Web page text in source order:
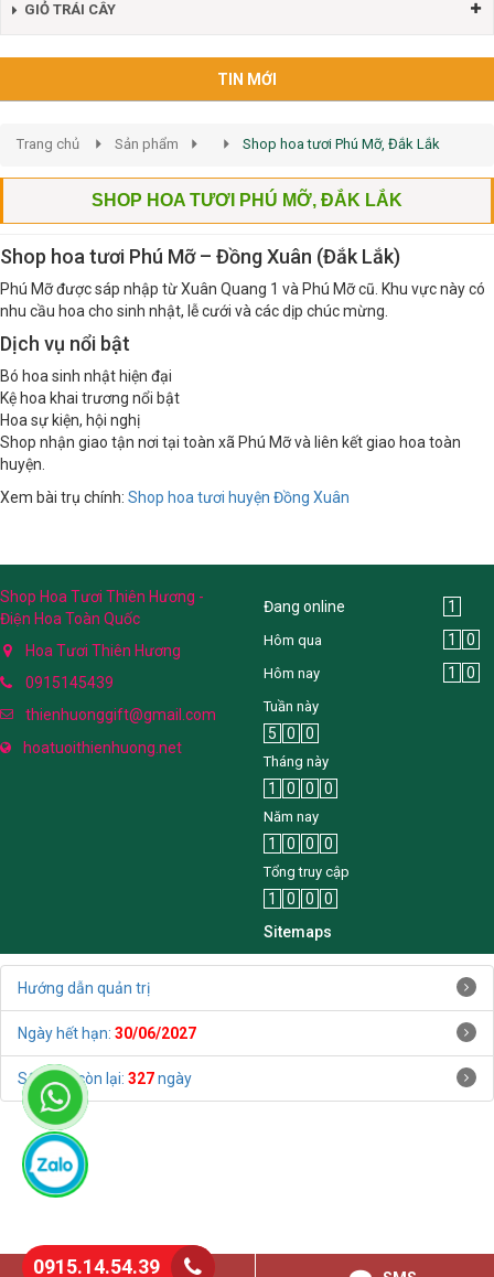
GIỎ TRÁI CÂY
TIN MỚI
Trang chủ Sản phẩm Shop hoa tươi Phú Mỡ, Đắk Lắk
SHOP HOA TƯƠI PHÚ MỠ, ĐẮK LẮK
Shop hoa tươi Phú Mỡ – Đồng Xuân (Đắk Lắk)
Phú Mỡ được sáp nhập từ Xuân Quang 1 và Phú Mỡ cũ. Khu vực này có
nhu cầu hoa cho sinh nhật, lễ cưới và các dịp chúc mừng.
Dịch vụ nổi bật
Bó hoa sinh nhật hiện đại
Kệ hoa khai trương nổi bật
Hoa sự kiện, hội nghị
Shop nhận giao tận nơi tại toàn xã Phú Mỡ và liên kết giao hoa toàn
huyện.
Xem bài trụ chính: Shop hoa tươi huyện Đồng Xuân
Shop Hoa Tươi Thiên Hương -
Điện Hoa Toàn Quốc
Hoa Tươi Thiên Hương
0915145439
thienhuonggift@gmail.com
hoatuoithienhuong.net
Đang online 1
Hôm qua 1 0
Hôm nay 1 0
Tuần này
5 0 0
Tháng này
1 0 0 0
Năm nay
1 0 0 0
Tổng truy cập
1 0 0
0
Sitemaps
Hướng dẫn quản trị
Ngày hết hạn: 30/06/2027
Số ngày còn lại: 327ngày
0915.14.54.39